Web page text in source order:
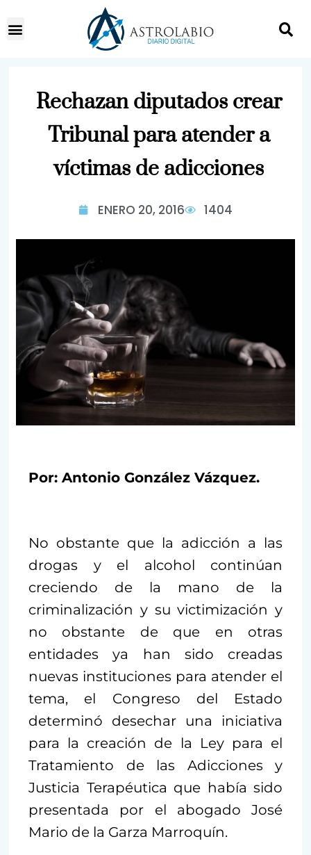
Rechazan diputados crear
Tribunal para atender a
víctimas de adicciones
ENERO 20, 2016 1404
Por: Antonio González Vázquez.
No obstante que la adicción a las
drogas y el alcohol continúan
creciendo de la mano de la
criminalización y su victimización y
no obstante de que en otras
entidades ya han sido creadas
nuevas instituciones para atender el
tema, el Congreso del Estado
determinó desechar una iniciativa
para la creación de la Ley para el
Tratamiento de las Adicciones y
Justicia Terapéutica que había sido
presentada por el abogado José
Mario de la Garza Marroquín.